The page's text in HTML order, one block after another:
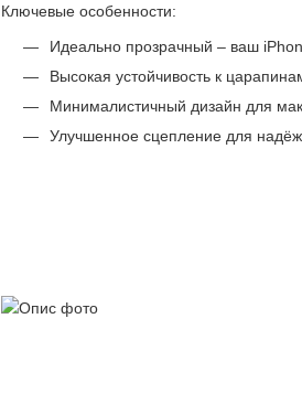
Ключевые особенности:
Идеально прозрачный – ваш
Высокая устойчивость к
Минималистичный дизайн для
Улучшенное сцепление для